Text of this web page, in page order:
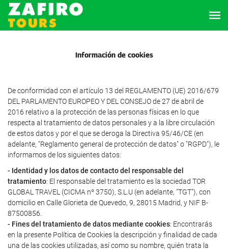
Información de cookies
De conformidad con el artículo 13 del REGLAMENTO (UE) 2016/679
DEL PARLAMENTO EUROPEO Y DEL CONSEJO de 27 de abril de
2016 relativo a la protección de las personas físicas en lo que
respecta al tratamiento de datos personales y a la libre circulación
de estos datos y por el que se deroga la Directiva 95/46/CE (en
adelante, "Reglamento general de protección de datos" o "RGPD"), le
informamos de los siguientes datos:
- Identidad y los datos de contacto del responsable del
tratamiento: El responsable del tratamiento es la sociedad TOR
GLOBAL TRAVEL (CICMA nº 3750), S.L.U (en adelante, "TGT"), con
domicilio en Calle Glorieta de Quevedo, 9, 28015 Madrid, y NIF B-
87500856.
- Fines del tratamiento de datos mediante cookies: Encontrarás
en la presente Política de Cookies la descripción y finalidad de cada
una de las cookies utilizadas, así como su nombre, quién trata la